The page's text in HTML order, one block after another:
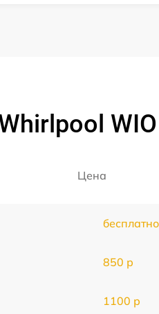
WIO
Цена
бесплатно
850 р
1100 р